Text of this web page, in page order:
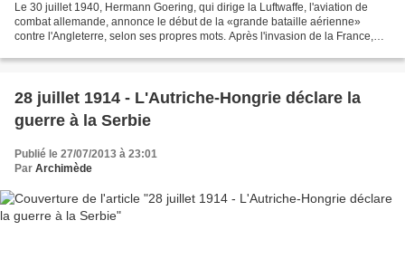
Le 30 juillet 1940, Hermann Goering, qui dirige la Luftwaffe, l'aviation de
combat allemande, annonce le début de la «grande bataille aérienne»
contre l'Angleterre, selon ses propres mots. Après l'invasion de la France,
28 juillet 1914 - L'Autriche-Hongrie déclare la
guerre à la Serbie
Publié le 27/07/2013 à 23:01
Par Archimède